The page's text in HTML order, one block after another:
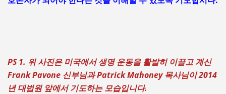
PS 1. 위 사진은 미국에서 생명 운동을 활발히 이끌고 계신
Frank Pavone 신부님과 Patrick Mahoney 목사님이 2014
년 대법원 앞에서 기도하는 모습입니다.